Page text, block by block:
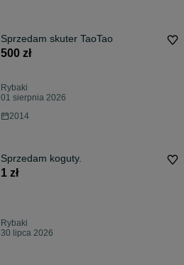
Sprzedam skuter TaoTao
500 zł
Rybaki
01 sierpnia 2026
2014
Sprzedam koguty.
1 zł
Rybaki
30 lipca 2026